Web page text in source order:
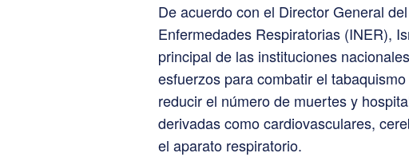
De acuerdo con el Director General
Enfermedades Respiratorias (INER),
principal de las instituciones
esfuerzos para combatir el
reducir el número de muertes y
derivadas como cardiovasculares,
el aparato respiratorio.